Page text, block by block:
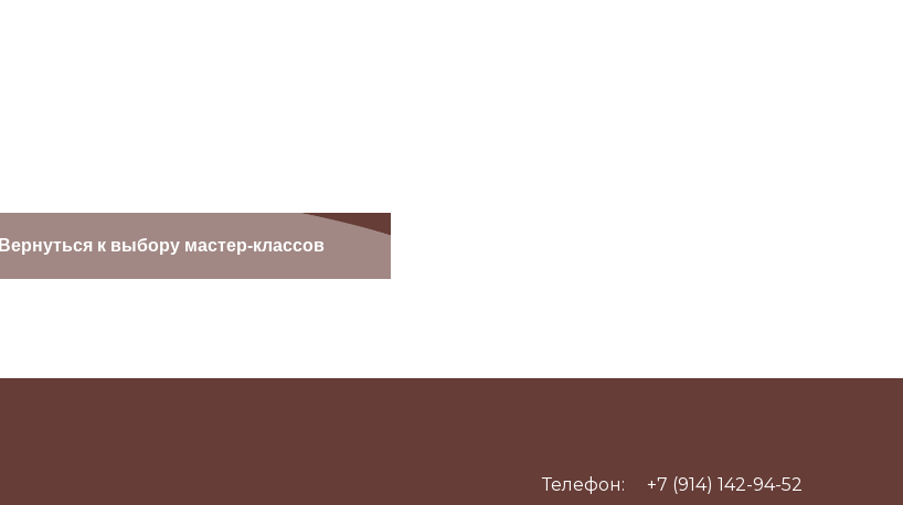
Вернуться к выбору мастер-классов
Телефон:
+7 (914) 142-94-52